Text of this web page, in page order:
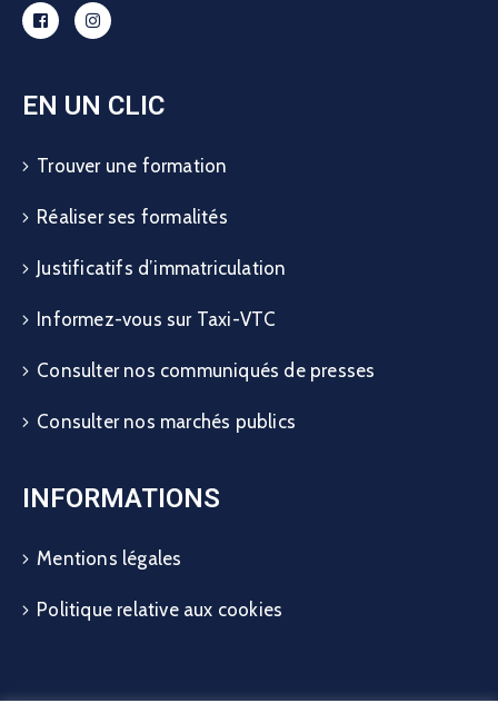
EN UN CLIC
Trouver une formation
Réaliser ses formalités
Justificatifs d’immatriculation
Informez-vous sur Taxi-VTC
Consulter nos communiqués de presses
Consulter nos marchés publics
INFORMATIONS
Mentions légales
Politique relative aux cookies